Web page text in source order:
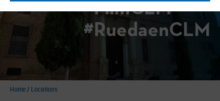
#FilmCLM
#RuedaenCLM
Home/ Locations